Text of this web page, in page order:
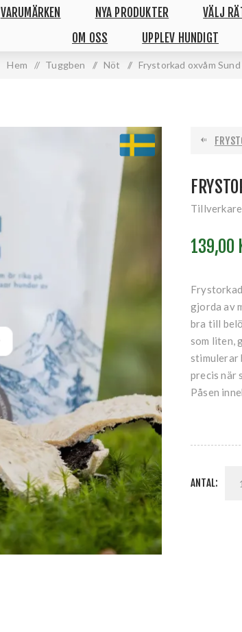
VARUMÄRKEN NYA PRODUKTER VÄLJ
OM OSS
UPPLEV HUNDIGT
Hem / Tuggben / Nöt / Frystorkad oxvåm
139,00
gjorda av
bra till
som liten,
stimulerar
precis när
Påsen
ANTAL: